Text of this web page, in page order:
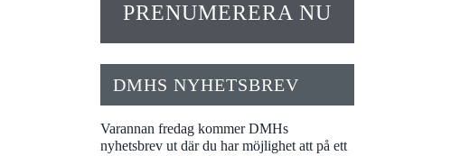
PRENUMERERA NU
DMHS NYHETSBREV
Varannan fredag kommer DMHs
nyhetsbrev ut där du har möjlighet att på ett